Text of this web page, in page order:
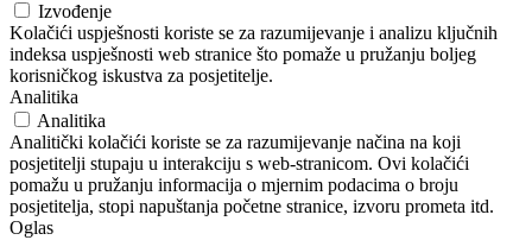
Izvođenje
Kolačići uspješnosti koriste se za razumijevanje i analizu ključnih
indeksa uspješnosti web stranice što pomaže u pružanju boljeg
korisničkog iskustva za posjetitelje.
Analitika
Analitika
Analitički kolačići koriste se za razumijevanje načina na koji
posjetitelji stupaju u interakciju s web-stranicom. Ovi kolačići
pomažu u pružanju informacija o mjernim podacima o broju
posjetitelja, stopi napuštanja početne stranice, izvoru prometa itd.
Oglas